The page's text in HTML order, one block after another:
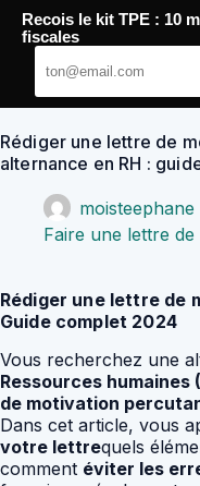
Passer
contenu
YoupiJobs
Rédiger une lettre de
alternance en RH :
moisteephane
Faire une lettre
Rédiger une lettre de
Guide complet 2024
Vous recherchez une
Ressources humaines
de motivation
Dans cet article, vous
votre lettrequels
comment éviter les
Recois le kit TPE : 10
fiscales